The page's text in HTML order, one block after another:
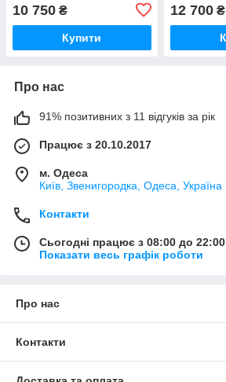
10 750 ₴
Купити
12 700₴
Про нас
91% позитивних з 11 відгуків за рік
Працює з 20.10.2017
м. Одеса
Київ, Звенигородка, Одеса, Україна
Контакти
Сьогодні працює з 08:00 до 22:00
Показати весь графік роботи
Про нас
Контакти